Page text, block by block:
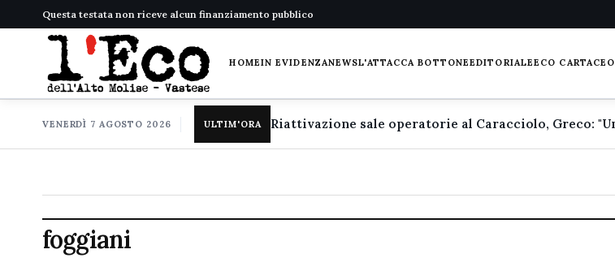
Questa testata non riceve alcun finanziamento pubblico
HOMEIN EVIDENZANEWSL'ATTACCA BOTTONEEDITORIALEECO CARTACEO
VENERDÌ 7 AGOSTO 2026 ULTIM'ORA
foggiani